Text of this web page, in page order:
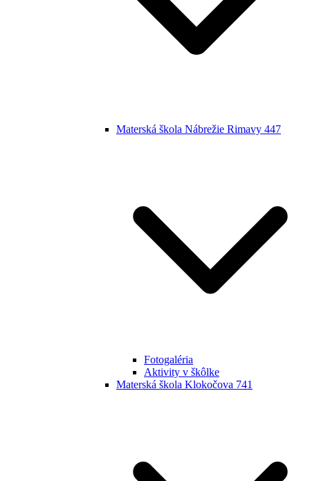
Materská škola Nábrežie Rimavy 447
Fotogaléria
Aktivity v škôlke
Materská škola Klokočova 741